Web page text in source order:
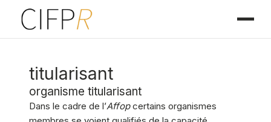
titularisant
organisme titularisant
Dans le cadre de l’Affopcertains organismes